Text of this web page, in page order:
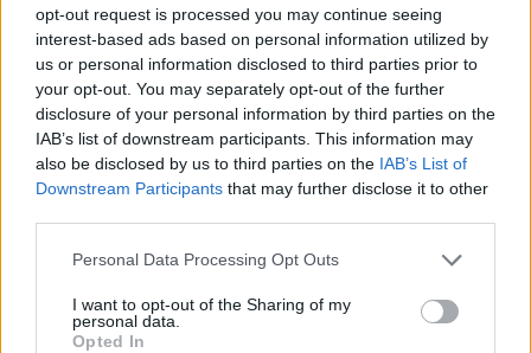
opt-out request is processed you may continue seeing
interest-based ads based on personal information utilized by
us or personal information disclosed to third parties prior to
your opt-out. You may separately opt-out of the further
disclosure of your personal information by third parties on the
IAB’s list of downstream participants. This information may
also be disclosed by us to third parties on the IAB’s List of
Downstream Participants that may further disclose it to other
Personal Data Processing Opt Outs
I want to opt-out of the Sharing of my
personal data.
Opted In
Stellantis expande a tecnologia híbrida a
mais modelos
RICARDO CARVALHO 11/07/2024
1 2 3 … 8
Trending Comments Latest
Este é um Porsche 911 Carrera RS 2.7 Safari